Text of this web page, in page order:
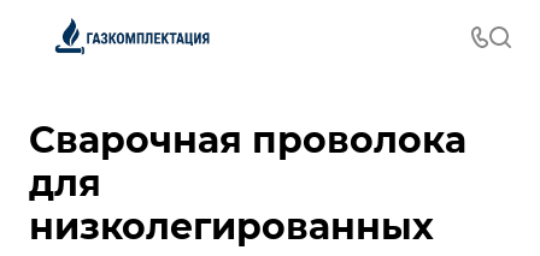
Сварочная проволока
для
низколегированных